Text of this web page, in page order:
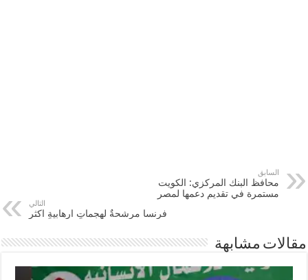
السابق
محافظ البنك المركزي: الكويت
مستمرة في تقديم دعمها لمصر
التالي
فرنسا مرشحةٌ لهجماتٍ ارهابيةٍ اكثر
مقالات مشابهة